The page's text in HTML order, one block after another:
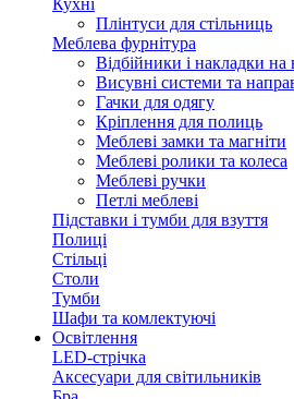
Кухні
Плінтуси для стільниць
Меблева фурнітура
Відбійники і накладки на
Висувні системи та
Гачки для одягу
Кріплення для полиць
Меблеві замки та магніти
Меблеві ролики та колеса
Меблеві ручки
Петлі меблеві
Підставки і тумби для взуття
Полиці
Стільці
Столи
Тумби
Шафи та комлектуючі
Освітлення
LED-стрічка
Аксесуари для світильників